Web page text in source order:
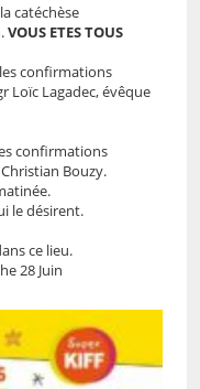
catéchèse
VOUS ETES TOUS
confirmations
Loïc Lagadec, évêque
confirmations
Bouzy.
le désirent.
ce lieu.
28 Juin